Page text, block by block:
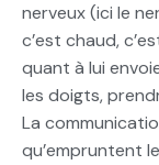
nerveux (ici le
c’est chaud,
quant à lui
les doigts,
La
qu’empruntent